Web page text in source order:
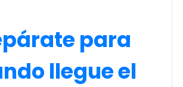
para
llegue el